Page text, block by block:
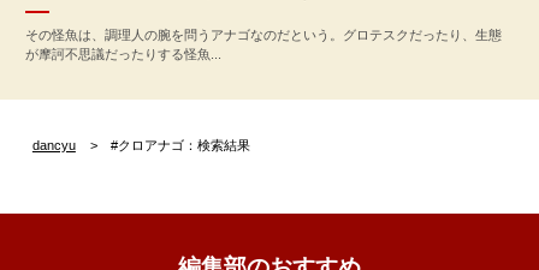
その怪魚は、調理人の腕を問うアナゴなのだという。グロテスクだったり、生態
が摩訶不思議だったりする怪魚...
dancyu #クロアナゴ：検索結果